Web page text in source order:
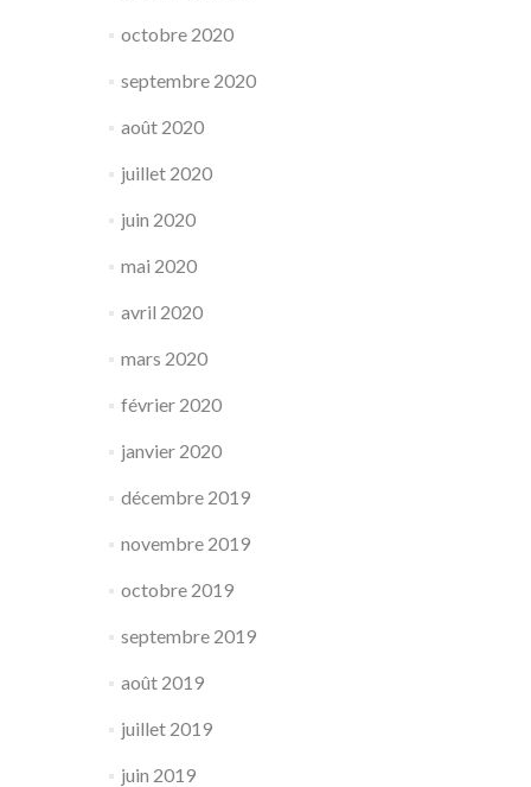
octobre 2020
septembre 2020
août 2020
juillet 2020
juin 2020
mai 2020
avril 2020
mars 2020
février 2020
janvier 2020
décembre 2019
novembre 2019
octobre 2019
septembre 2019
août 2019
juillet 2019
juin 2019